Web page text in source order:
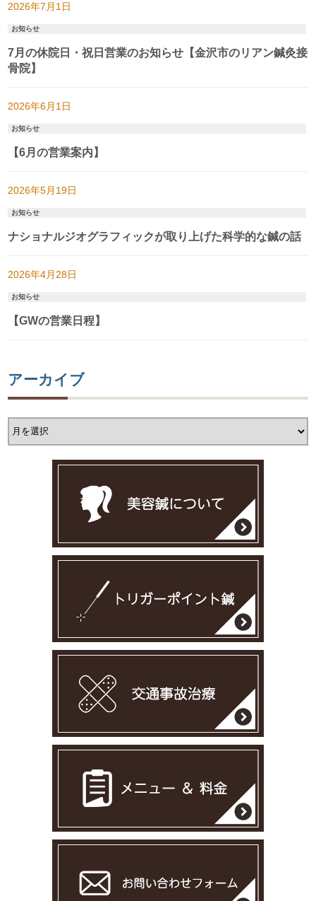
2026年7月1日
お知らせ
7月の休院日・祝日営業のお知らせ【金沢市のリアン鍼灸接
骨院】
2026年6月1日
お知らせ
【6月の営業案内】
2026年5月19日
お知らせ
ナショナルジオグラフィックが取り上げた科学的な鍼の話
2026年4月28日
お知らせ
【GWの営業日程】
アーカイブ
ア
ー